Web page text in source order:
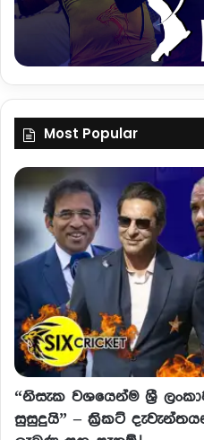
Most Popular
“නිසැක වශයෙන්ම ශ්‍රී
සුසුදුයි” – ක්‍රිකට්